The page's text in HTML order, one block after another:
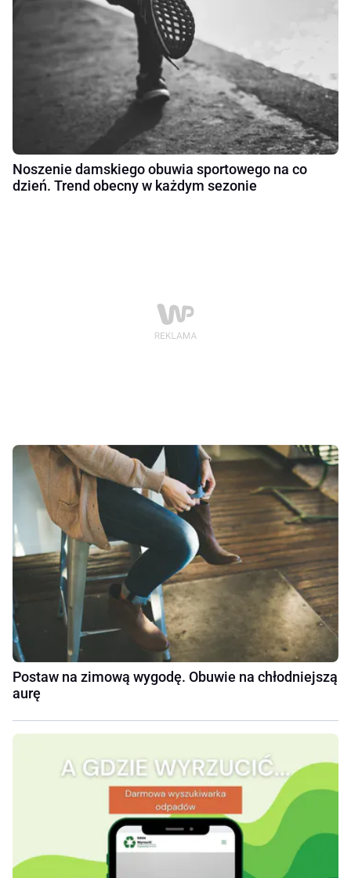
Noszenie damskiego obuwia sportowego na co
dzień. Trend obecny w każdym sezonie
Postaw na zimową wygodę. Obuwie na chłodniejszą
aurę